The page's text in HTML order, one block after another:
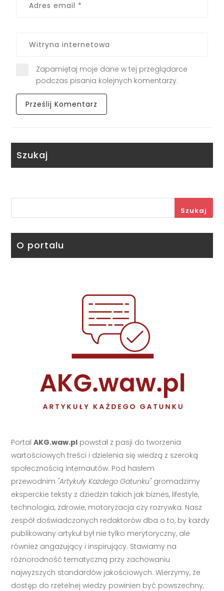
Zapamiętaj moje dane w tej przeglądarce
podczas pisania kolejnych komentarzy.
Szukaj
Szukaj
O portalu
PortalAKG.waw.pl powstał z pasji do tworzenia
wartościowych treści i dzielenia się wiedzą z szeroką
społecznością internautów. Pod hasłem
przewodnim "Artykuły Każdego Gatunku"gromadzimy
eksperckie teksty z dziedzin takich jak biznes, lifestyle,
technologia, zdrowie, motoryzacja czy rozrywka. Nasz
zespół doświadczonych redaktorów dba o to, by każdy
publikowany artykuł był nie tylko merytoryczny, ale
również angażujący i inspirujący. Stawiamy na
różnorodność tematyczną przy zachowaniu
najwyższych standardów jakościowych. Wierzymy, że
dostęp do rzetelnej wiedzy powinien być powszechny,